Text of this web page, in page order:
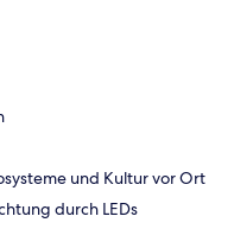
und Kultur vor Ort
durch LEDs